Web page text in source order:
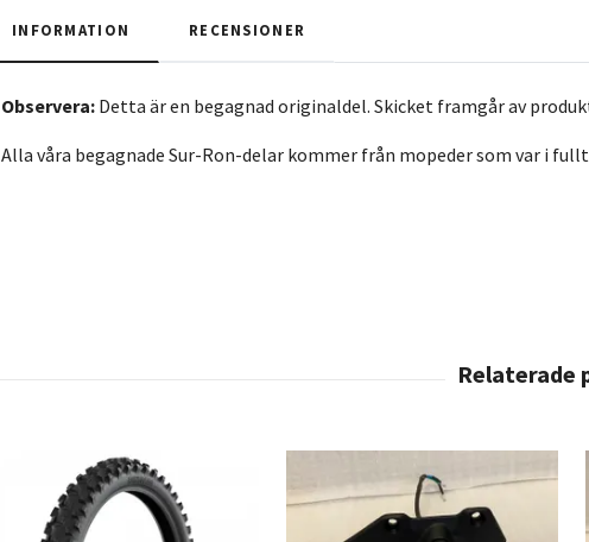
INFORMATION RECENSIONER
Observera: Detta är en begagnad originaldel. Skicket framgår av
Alla våra begagnade Sur-Ron-delar kommer från mopeder som var i